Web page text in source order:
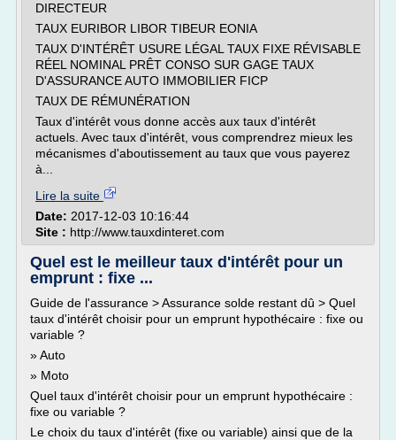
DIRECTEUR
TAUX EURIBOR LIBOR TIBEUR EONIA
TAUX D'INTÉRÊT USURE LÉGAL TAUX FIXE RÉVISABLE
RÉEL NOMINAL PRÊT CONSO SUR GAGE TAUX
D'ASSURANCE AUTO IMMOBILIER FICP
TAUX DE RÉMUNÉRATION
Taux d'intérêt vous donne accès aux taux d'intérêt
actuels. Avec taux d'intérêt, vous comprendrez mieux les
mécanismes d'aboutissement au taux que vous payerez
à...
Lire la suite
Date: 2017-12-03 10:16:44
Site : http://www.tauxdinteret.com
Quel est le meilleur taux d'intérêt pour un
emprunt : fixe ...
Guide de l'assurance > Assurance solde restant dû > Quel
taux d'intérêt choisir pour un emprunt hypothécaire : fixe ou
variable ?
» Auto
» Moto
Quel taux d'intérêt choisir pour un emprunt hypothécaire :
fixe ou variable ?
Le choix du taux d'intérêt (fixe ou variable) ainsi que de la